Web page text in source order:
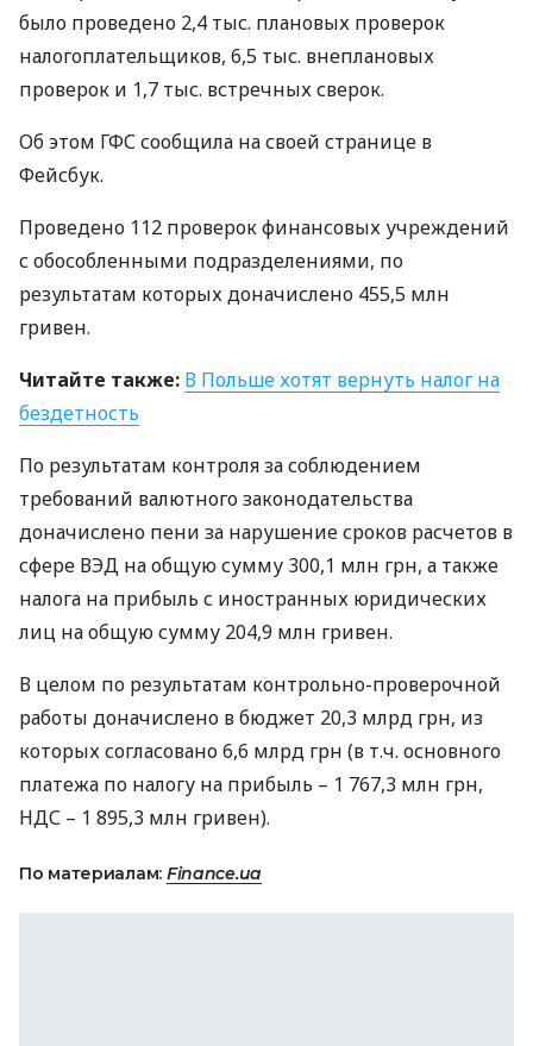
было проведено 2,4 тыс. плановых проверок
налогоплательщиков, 6,5 тыс. внеплановых
проверок и 1,7 тыс. встречных сверок.
Об этом ГФСсообщила на своей странице в
Фейсбук.
Проведено 112 проверок финансовых учреждений
с обособленными подразделениями, по
результатам которых доначислено 455,5 млн
гривен.
Читайте также: В Польше хотят вернуть налог на
бездетность
По результатам контроля за соблюдением
требований валютного законодательства
доначислено пени за нарушение сроков расчетов в
сфере ВЭД на общую сумму 300,1 млн грн, а также
налога на прибыль с иностранных юридических
лиц на общую сумму 204,9 млн гривен.
В целом по результатам контрольно-проверочной
работы доначислено в бюджет 20,3 млрд грн, из
которых согласовано 6,6 млрд грн (в т.ч. основного
платежа по налогу на прибыль – 1 767,3 млн грн,
НДС – 1 895,3 млн гривен).
По материалам: Finance.ua